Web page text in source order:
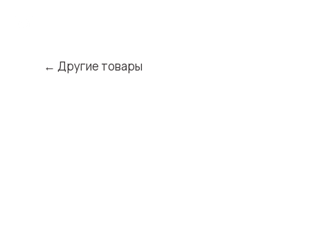
← Другие товары